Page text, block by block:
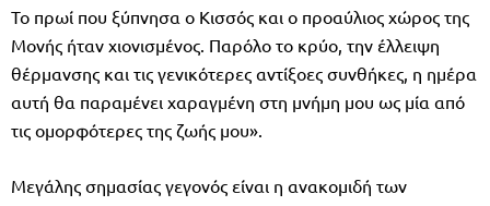
Το πρωί που ξύπνησα ο Κισσός και ο προαύλιος χώρος της
Μονής ήταν χιονισμένος. Παρόλο το κρύο, την έλλειψη
θέρμανσης και τις γενικότερες αντίξοες συνθήκες, η ημέρα
αυτή θα παραμένει χαραγμένη στη μνήμη μου ως μία από
τις ομορφότερες της ζωής μου».
Μεγάλης σημασίας γεγονός είναι η ανακομιδή των